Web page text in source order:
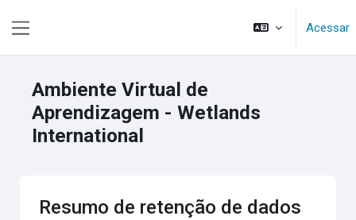
Acessar
Ambiente Virtual de
Aprendizagem - Wetlands
International
Resumo de retenção de dados